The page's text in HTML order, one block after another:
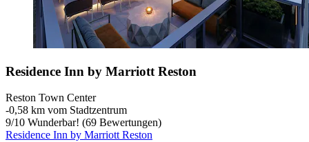
Residence Inn by Marriott Reston
Reston Town Center
‐0,58 km vom Stadtzentrum
9/10 Wunderbar! (69 Bewertungen)
Residence Inn by Marriott Reston